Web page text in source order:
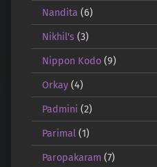
Nandita (6)
Nikhil's(3)
Nippon Kodo(9)
Orkay(4)
Padmini (2)
Parimal(1)
Paropakaram (7)